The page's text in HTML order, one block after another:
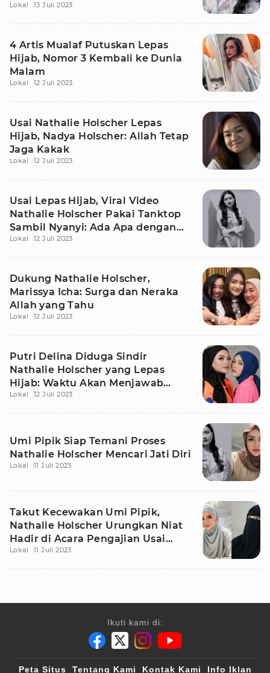
Lokal 13 Juli 2023
4 Artis Mualaf Putuskan Lepas
Hijab, Nomor 3 Kembali ke Dunia
Malam
Lokal 12 Juli 2023
Usai Nathalie Holscher Lepas
Hijab, Nadya Holscher: Allah Tetap
Jaga Kakak
Lokal 12 Juli 2023
Usai Lepas Hijab, Viral Video
Nathalie Holscher Pakai Tanktop
Sambil Nyanyi: Ada Apa dengan
Nathalie
Lokal 12 Juli 2023
Dukung Nathalie Holscher,
Marissya Icha: Surga dan Neraka
Allah yang Tahu
Lokal 12 Juli 2023
Putri Delina Diduga Sindir
Nathalie Holscher yang Lepas
Hijab: Waktu Akan Menjawab
Semuanya
Lokal 12 Juli 2023
Umi Pipik Siap Temani Proses
Nathalie Holscher Mencari Jati Diri
Lokal 11 Juli 2023
Takut Kecewakan Umi Pipik,
Nathalie Holscher Urungkan Niat
Hadir di Acara Pengajian Usai
Lepas Hijab
Lokal 11 Juli 2023
Ikuti kami di:
Peta Situs Tentang Kami Kontak Kami Info Iklan